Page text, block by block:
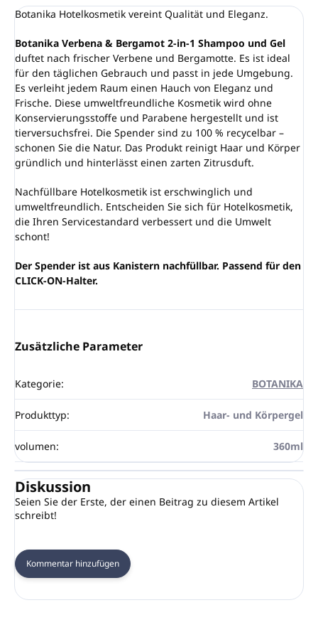
Botanika Hotelkosmetik vereint Qualität und Eleganz.
Botanika Verbena & Bergamot 2-in-1 Shampoo und Gel
duftet nach frischer Verbene und Bergamotte. Es ist ideal
für den täglichen Gebrauch und passt in jede Umgebung.
Es verleiht jedem Raum einen Hauch von Eleganz und
Frische. Diese umweltfreundliche Kosmetik wird ohne
Konservierungsstoffe und Parabene hergestellt und ist
tierversuchsfrei. Die Spender sind zu 100 % recycelbar –
schonen Sie die Natur. Das Produkt reinigt Haar und Körper
gründlich und hinterlässt einen zarten Zitrusduft.
Nachfüllbare Hotelkosmetik ist erschwinglich und
umweltfreundlich. Entscheiden Sie sich für Hotelkosmetik,
die Ihren Servicestandard verbessert und die Umwelt
schont!
Der Spender ist aus Kanistern nachfüllbar. Passend für den
CLICK-ON-Halter.
Zusätzliche Parameter
Kategorie: BOTANIKA
Produkttyp: Haar- und Körpergel
volumen: 360ml
Diskussion
Seien Sie der Erste, der einen Beitrag zu diesem Artikel
schreibt!
Kommentar hinzufügen